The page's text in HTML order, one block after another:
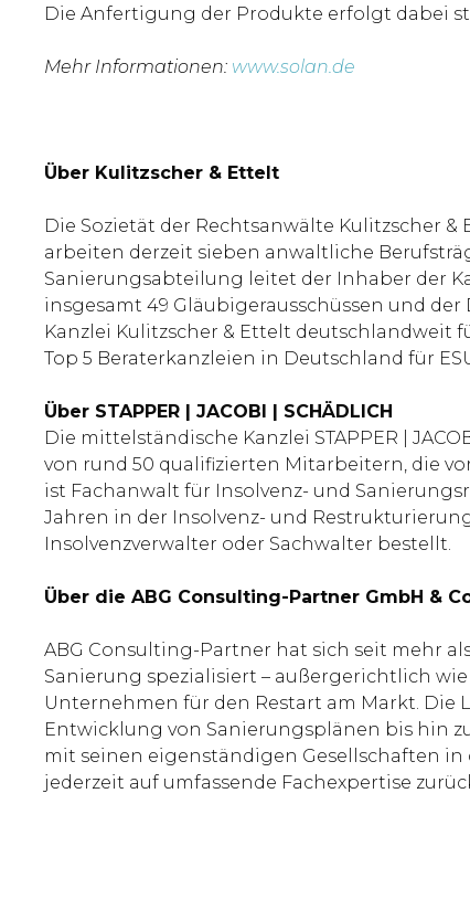
Die Anfertigung der Produkte erfolgt dabei
Mehr Informationen: www.solan.de
Über Kulitzscher & Ettelt
Die Sozietät der Rechtsanwälte Kulitzscher
arbeiten derzeit sieben anwaltliche
Sanierungsabteilung leitet der Inhaber der
insgesamt 49 Gläubigerausschüssen und
Kanzlei Kulitzscher & Ettelt deutschlandweit
Top 5 Beraterkanzleien in Deutschland für
Über STAPPER | JACOBI | SCHÄDLICH
Die mittelständische Kanzlei STAPPER |
von rund 50 qualifizierten Mitarbeitern, die
ist Fachanwalt für Insolvenz- und
Jahren in der Insolvenz- und
Insolvenzverwalter oder Sachwalter bestellt.
Über die ABG Consulting-Partner GmbH &
ABG Consulting-Partner hat sich seit mehr
Sanierung spezialisiert – außergerichtlich
Unternehmen für den Restart am Markt.
Entwicklung von Sanierungsplänen bis hin
mit seinen eigenständigen Gesellschaften
jederzeit auf umfassende Fachexpertise